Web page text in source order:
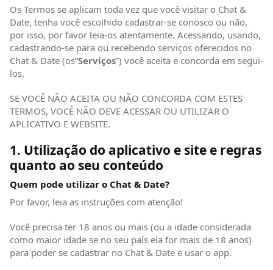
Os Termos se aplicam toda vez que você visitar o Chat &
Date, tenha você escolhido cadastrar-se conosco ou não,
por isso, por favor leia-os atentamente. Acessando, usando,
cadastrando-se para ou recebendo serviços oferecidos no
Chat & Date (os“Serviços”) você aceita e concorda em segui-
los.
SE VOCÊ NÃO ACEITA OU NÃO CONCORDA COM ESTES
TERMOS, VOCÊ NÃO DEVE ACESSAR OU UTILIZAR O
APLICATIVO E WEBSITE.
1. Utilização do aplicativo e site e regras
quanto ao seu conteúdo
Quem pode utilizar o Chat & Date?
Por favor, leia as instruções com atenção!
Você precisa ter 18 anos ou mais (ou a idade considerada
como maior idade se no seu país ela for mais de 18 anos)
para poder se cadastrar no Chat & Date e usar o app.